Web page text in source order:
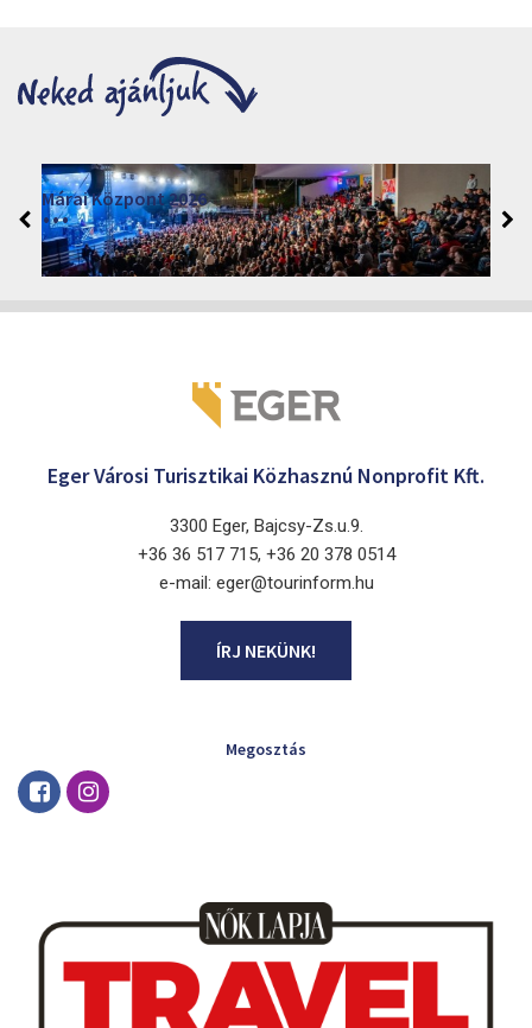
Moziműsor
2026
Cinema Agria, Eger 3300, Törvényház utca 4.
Eger Városi Turisztikai Közhasznú Nonprofit Kft.
3300 Eger, Bajcsy-Zs.u.9.
+36 36 517 715, +36 20 378 0514
e-mail: eger@tourinform.hu
ÍRJ NEKÜNK!
Megosztás